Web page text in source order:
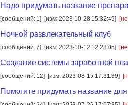
Надо придумать название
[сообщений: 1] [изм: 2023-10-28 15:32:49]
Ночной развлекательный клуб
[сообщений: 7] [изм: 2023-10-12 12:28:05]
Создание системы заработной
[сообщений: 12] [изм: 2023-08-15 17:31:39]
Помогите придумать название